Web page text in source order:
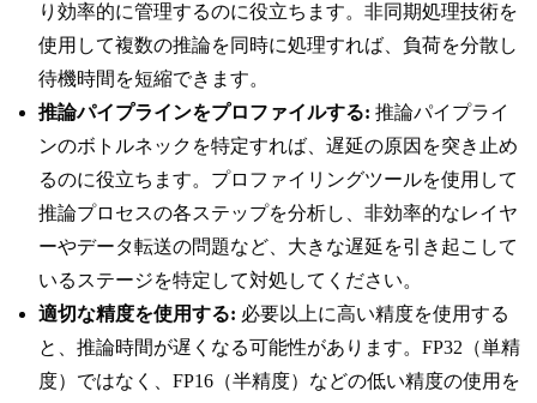
り効率的に管理するのに役立ちます。非同期処理技術を
使用して複数の推論を同時に処理すれば、負荷を分散し
待機時間を短縮できます。
推論パイプラインをプロファイルする: 推論パイプライ
ンのボトルネックを特定すれば、遅延の原因を突き止め
るのに役立ちます。プロファイリングツールを使用して
推論プロセスの各ステップを分析し、非効率的なレイヤ
ーやデータ転送の問題など、大きな遅延を引き起こして
いるステージを特定して対処してください。
適切な精度を使用する: 必要以上に高い精度を使用する
と、推論時間が遅くなる可能性があります。FP32（単精
度）ではなく、FP16（半精度）などの低い精度の使用を